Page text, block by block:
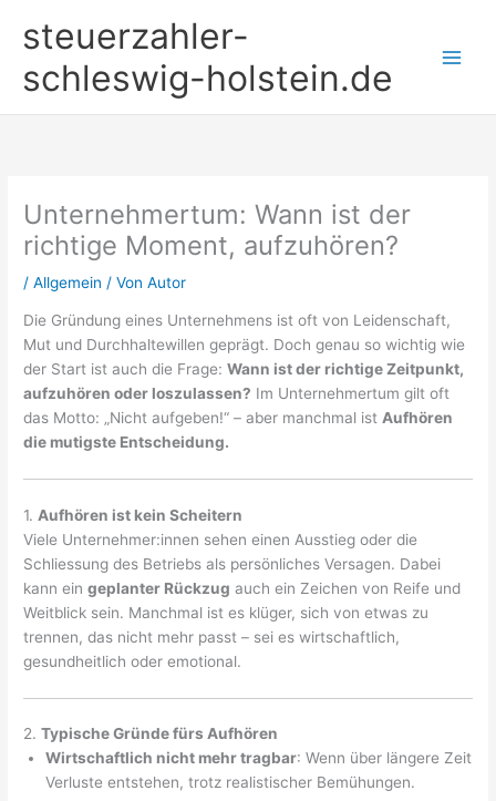
Inhaltsteuerzahler-
schleswig-holstein.de
Unternehmertum: Wann ist der
richtige Moment, aufzuhören?
/Allgemein / VonAutor
Die Gründung eines Unternehmens ist oft von Leidenschaft,
Mut und Durchhaltewillen geprägt. Doch genau so wichtig wie
der Start ist auch die Frage:Wann ist der richtige Zeitpunkt,
aufzuhören oder loszulassen? Im Unternehmertum gilt oft
das Motto: „Nicht aufgeben!“ – aber manchmal istAufhören
die mutigste Entscheidung.
1. Aufhören ist kein Scheitern
Viele Unternehmer:innen sehen einen Ausstieg oder die
Schliessung des Betriebs als persönliches Versagen. Dabei
kann eingeplanter Rückzug auch ein Zeichen von Reife und
Weitblick sein. Manchmal ist es klüger, sich von etwas zu
trennen, das nicht mehr passt – sei es wirtschaftlich,
gesundheitlich oder emotional.
2.Typische Gründe fürs Aufhören
Wirtschaftlich nicht mehr tragbar: Wenn über längere Zeit
Verluste entstehen, trotz realistischer Bemühungen.